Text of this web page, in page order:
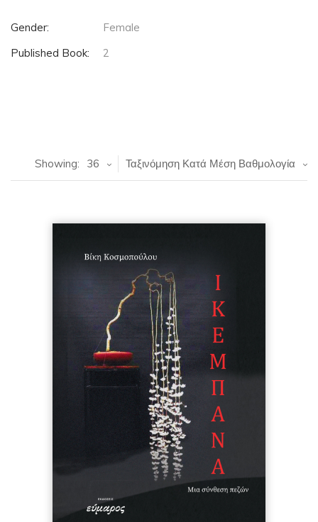
Gender:
Female
Published Book:
2
Ταξινόμηση Κατά Μέση Βαθμολογία
Showing: 36